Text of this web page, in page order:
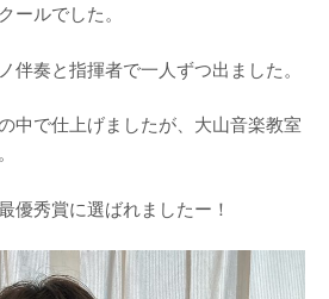
ールでした。
伴奏と指揮者で一人ずつ出ました。
中で仕上げましたが、大山音楽教室
優秀賞に選ばれましたー！